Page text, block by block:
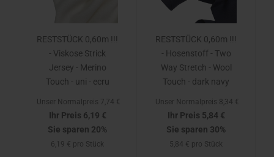
RESTSTÜCK 0,60m !!!
- Viskose Strick
Jersey - Merino
Touch - uni - ecru
Unser Normalpreis 7,74 €
Ihr Preis 6,19 €
Sie sparen 20%
6,19 € pro Stück
RESTSTÜCK 0,60m !!!
- Hosenstoff - Two
Way Stretch - Wool
Touch - dark navy
Unser Normalpreis 8,34 €
Ihr Preis 5,84 €
Sie sparen 30%
5,84 € pro Stück